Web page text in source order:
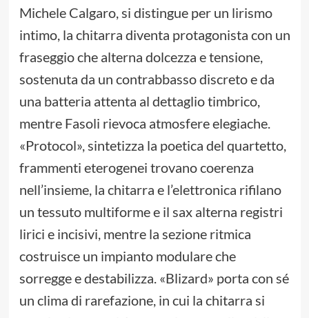
Michele Calgaro, si distingue per un lirismo
intimo, la chitarra diventa protagonista con un
fraseggio che alterna dolcezza e tensione,
sostenuta da un contrabbasso discreto e da
una batteria attenta al dettaglio timbrico,
mentre Fasoli rievoca atmosfere elegiache.
«Protocol», sintetizza la poetica del quartetto,
frammenti eterogenei trovano coerenza
nell’insieme, la chitarra e l’elettronica rifilano
un tessuto multiforme e il sax alterna registri
lirici e incisivi, mentre la sezione ritmica
costruisce un impianto modulare che
sorregge e destabilizza. «Blizard» porta con sé
un clima di rarefazione, in cui la chitarra si